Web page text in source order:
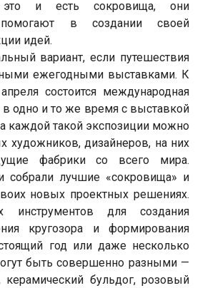
и есть сокровища, они
в создании своей
идей.
вариант, если путешествия
ежегодными выставками. К
состоится международная
одно и то же время с выставкой
каждой такой экспозиции можно
художников, дизайнеров, на них
фабрики со всего мира.
собрали лучшие «сокровища» и
новых проектных решениях.
для создания
кругозора и формирования
год или даже несколько
быть совершенно разными —
керамический бульдог, розовый